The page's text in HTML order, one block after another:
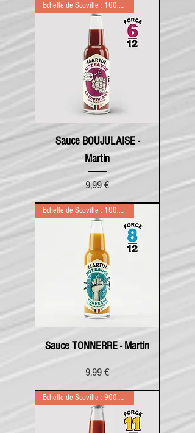
Echelle de Scoville : 100.000
Sauce BOUJULAISE -
Martin
Prix
9,99 €
Echelle de Scoville : 100.000
Sauce TONNERRE - Martin
Prix
9,99 €
Echelle de Scoville : 900.000